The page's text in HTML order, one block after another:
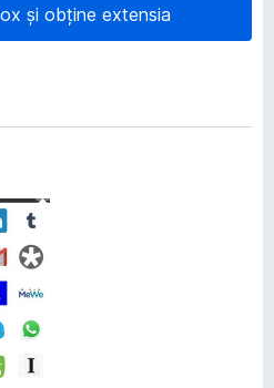
r
r
o
x
și obține extensia